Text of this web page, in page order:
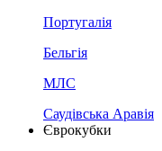
Португалія
Бельгія
МЛС
Саудівська Аравія
Єврокубки